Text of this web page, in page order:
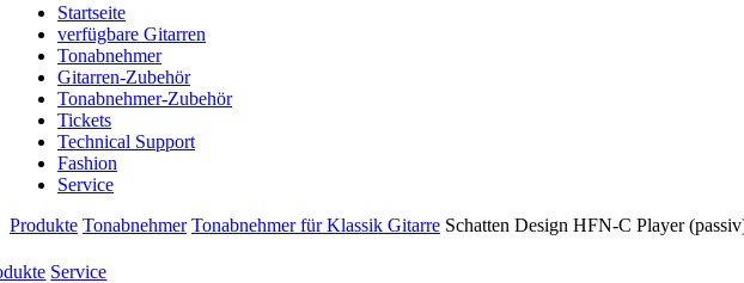
Startseite
verfügbare Gitarren
Tonabnehmer
Gitarren-Zubehör
Tonabnehmer-Zubehör
Tickets
Technical Support
Fashion
Service
Produkte Tonabnehmer Tonabnehmer für Klassik Gitarre Schatten Design HFN-C Player
Service